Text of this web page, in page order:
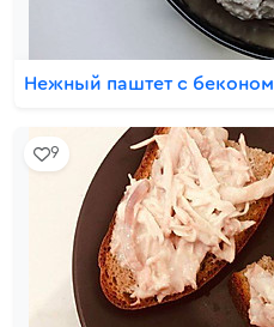
Нежный паштет с беконом
9